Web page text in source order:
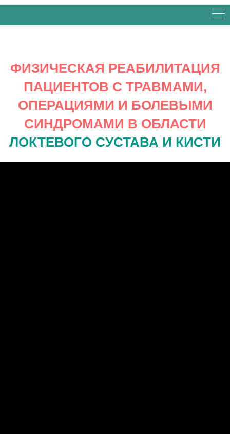
ФИЗИЧЕСКАЯ РЕАБИЛИТАЦИЯ
ПАЦИЕНТОВ С ТРАВМАМИ,
ОПЕРАЦИЯМИ И БОЛЕВЫМИ
СИНДРОМАМИ В ОБЛАСТИ
ЛОКТЕВОГО СУСТАВА И КИСТИ